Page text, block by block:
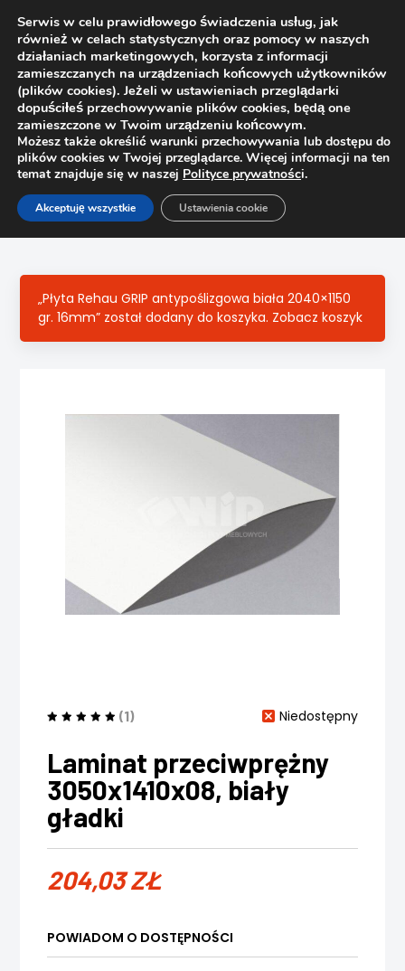
Strona główna Sklep
Laminaty
Laminat przeciwprężny 3050x1410x08, biały gładki
„Płyta Rehau GRIP antypoślizgowa biała 2040×1150
gr. 16mm” został dodany do koszyka. Zobacz koszyk
(1) Niedostępny
Laminat przeciwprężny
3050x1410x08, biały
gładki
204,03ZŁ
POWIADOM O DOSTĘPNOŚCI
Serwis w celu prawidłowego świadczenia usług, jak
również w celach statystycznych oraz pomocy w naszych
działaniach marketingowych, korzysta z informacji
zamieszczanych na urządzeniach końcowych użytkowników
(plików cookies). Jeżeli w ustawieniach przeglądarki
dopuściłeś przechowywanie plików cookies, będą one
zamieszczone w Twoim urządzeniu końcowym.
Możesz także określić warunki przechowywania lub dostępu do
plików cookies w Twojej przeglądarce. Więcej informacji na ten
temat znajduje się w naszej Polityce prywatności.
Akceptuję wszystkie Ustawienia cookie